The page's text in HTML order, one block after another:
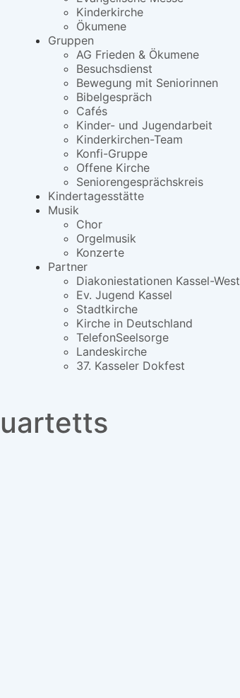
Kinderkirche
Ökumene
Gruppen
AG Frieden & Ökumene
Besuchsdienst
Bewegung mit Seniorinnen
Bibelgespräch
Cafés
Kinder- und Jugendarbeit
Kinderkirchen-Team
Konfi-Gruppe
Offene Kirche
Seniorengesprächskreis
Kindertagesstätte
Musik
Chor
Orgelmusik
Konzerte
Partner
Diakoniestationen Kassel-West
Ev. Jugend Kassel
Stadtkirche
Kirche in Deutschland
TelefonSeelsorge
Landeskirche
37. Kasseler Dokfest